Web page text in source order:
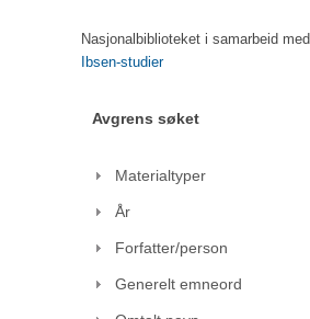
Nasjonalbiblioteket i samarbeid med
Ibsen-studier
Avgrens søket
Materialtyper
År
Forfatter/person
Generelt emneord